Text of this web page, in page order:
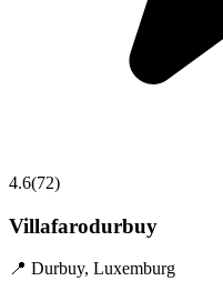
4.6(72)
Villafarodurbuy
📍 Durbuy, Luxemburg